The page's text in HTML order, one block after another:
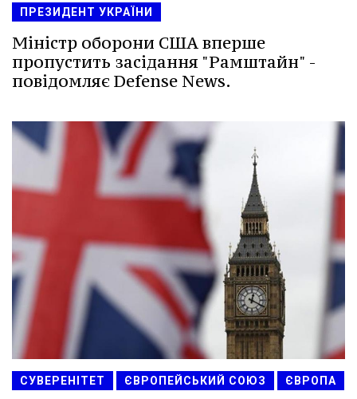
ПРЕЗИДЕНТ УКРАЇНИ
Міністр оборони США вперше
пропустить засідання "Рамштайн" -
повідомляє Defense News.
СУВЕРЕНІТЕТ ЄВРОПЕЙСЬКИЙ СОЮЗ ЄВРОПА